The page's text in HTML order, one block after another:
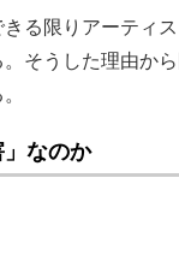
る限りアーティ
そうした理由か
」なのか